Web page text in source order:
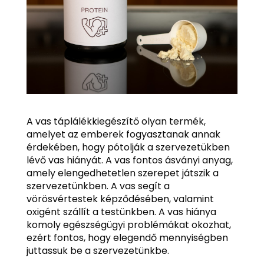
A vas táplálékkiegészítő olyan termék,
amelyet az emberek fogyasztanak annak
érdekében, hogy pótolják a szervezetükben
lévő vas hiányát. A vas fontos ásványi anyag,
amely elengedhetetlen szerepet játszik a
szervezetünkben. A vas segít a
vörösvértestek képződésében, valamint
oxigént szállít a testünkben. A vas hiánya
komoly egészségügyi problémákat okozhat,
ezért fontos, hogy elegendő mennyiségben
juttassuk be a szervezetünkbe.